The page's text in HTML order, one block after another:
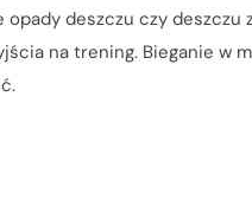
deszczu czy deszczu
na trening. Bieganie w